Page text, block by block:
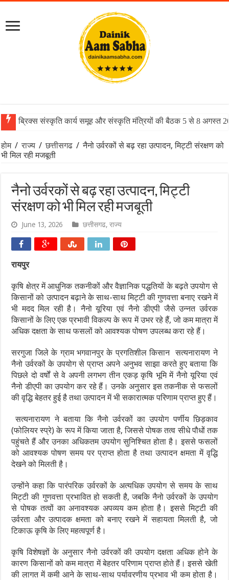
ब्रिक्स संस्कृति कार्य समूह और संस्कृति मंत्रियों की बैठक 5 से 8 अगस्त
होम / राज्य / छत्तीसगढ / नैनो उर्वरकों से बढ़ रहा उत्पादन, मिट्टी संरक्षण को
भी मिल रही मजबूती
नैनो उर्वरकों से बढ़ रहा उत्पादन, मिट्टी
संरक्षण को भी मिल रही मजबूती
June 13, 2026 छत्तीसगढ,राज्य
रायपुर
कृषि क्षेत्र में आधुनिक तकनीकों और वैज्ञानिक पद्धतियों के बढ़ते उपयोग से
किसानों को उत्पादन बढ़ाने के साथ-साथ मिट्टी की गुणवत्ता बनाए रखने में
भी मदद मिल रही है। नैनो यूरिया एवं नैनो डीएपी जैसे उन्नत उर्वरक
किसानों के लिए एक प्रभावी विकल्प के रूप में उभर रहे हैं, जो कम मात्रा में
अधिक दक्षता के साथ फसलों को आवश्यक पोषण उपलब्ध करा रहे हैं।
सरगुजा जिले के ग्राम भगवानपुर के प्रगतिशील किसान सत्यनारायण ने
नैनो उर्वरकों के उपयोग से प्राप्त अपने अनुभव साझा करते हुए बताया कि
पिछले दो वर्षों से वे अपनी लगभग तीन एकड़ कृषि भूमि में नैनो यूरिया एवं
नैनो डीएपी का उपयोग कर रहे हैं। उनके अनुसार इस तकनीक से फसलों
की वृद्धि बेहतर हुई है तथा उत्पादन में भी सकारात्मक परिणाम प्राप्त हुए हैं।
सत्यनारायण ने बताया कि नैनो उर्वरकों का उपयोग पर्णीय छिड़काव
(फोलियर स्प्रे) के रूप में किया जाता है, जिससे पोषक तत्व सीधे पौधों तक
पहुंचते हैं और उनका अधिकतम उपयोग सुनिश्चित होता है। इससे फसलों
को आवश्यक पोषण समय पर प्राप्त होता है तथा उत्पादन क्षमता में वृद्धि
देखने को मिलती है।
उन्होंने कहा कि पारंपरिक उर्वरकों के अत्यधिक उपयोग से समय के साथ
मिट्टी की गुणवत्ता प्रभावित हो सकती है, जबकि नैनो उर्वरकों के उपयोग
से पोषक तत्वों का अनावश्यक अपव्यय कम होता है। इससे मिट्टी की
उर्वरता और उत्पादक क्षमता को बनाए रखने में सहायता मिलती है, जो
टिकाऊ कृषि के लिए महत्वपूर्ण है।
कृषि विशेषज्ञों के अनुसार नैनो उर्वरकों की उपयोग दक्षता अधिक होने के
कारण किसानों को कम मात्रा में बेहतर परिणाम प्राप्त होते हैं। इससे खेती
की लागत में कमी आने के साथ-साथ पर्यावरणीय प्रभाव भी कम होता है।